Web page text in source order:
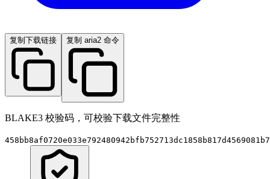
复制下载链接 复制 aria2 命令
BLAKE3 校验码，可校验下载文件完整性